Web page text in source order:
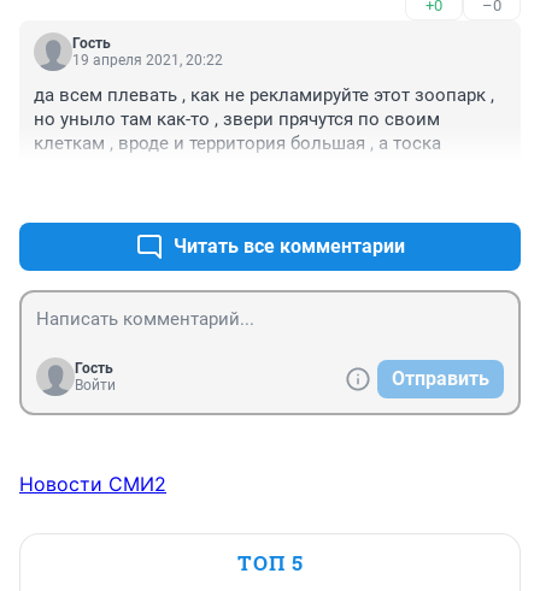
+0 –0
Гость
19 апреля 2021, 20:22
да всем плевать , как не рекламируйте этот зоопарк ,
но уныло там как-то , звери прячутся по своим
клеткам , вроде и территория большая , а тоска
Читать все комментарии
Гость
Войти
Отправить
Новости СМИ2
ТОП 5